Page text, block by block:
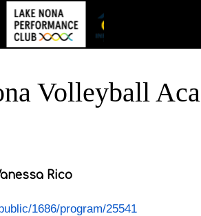
Volleyball
Rico
1686/program/25541